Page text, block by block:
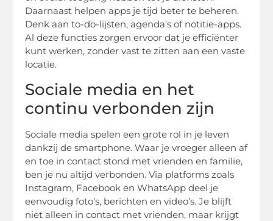
Daarnaast helpen apps je tijd beter te beheren.
Denk aan to-do-lijsten, agenda’s of notitie-apps.
Al deze functies zorgen ervoor dat je efficiënter
kunt werken, zonder vast te zitten aan een vaste
locatie.
Sociale media en het
continu verbonden zijn
Sociale media spelen een grote rol in je leven
dankzij de smartphone. Waar je vroeger alleen af
en toe in contact stond met vrienden en familie,
ben je nu altijd verbonden. Via platforms zoals
Instagram, Facebook en WhatsApp deel je
eenvoudig foto’s, berichten en video’s. Je blijft
niet alleen in contact met vrienden, maar krijgt